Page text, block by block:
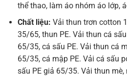
thể thao, làm áo nhóm áo lớp,
Chất liệu: Vải thun trơn cotton
35/65, thun PE. Vải thun cá
65/35, cá sấu PE. Vải thun cá
65/35, cá mập PE. Vải cá sấu
sấu PE giả 65/35. Vải thun